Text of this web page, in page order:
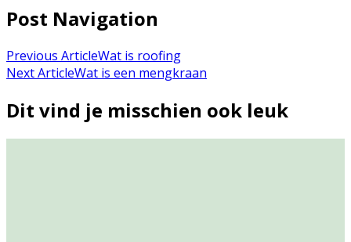
Post Navigation
Previous ArticleWat is roofing
Next ArticleWat is een mengkraan
Dit vind je misschien ook leuk